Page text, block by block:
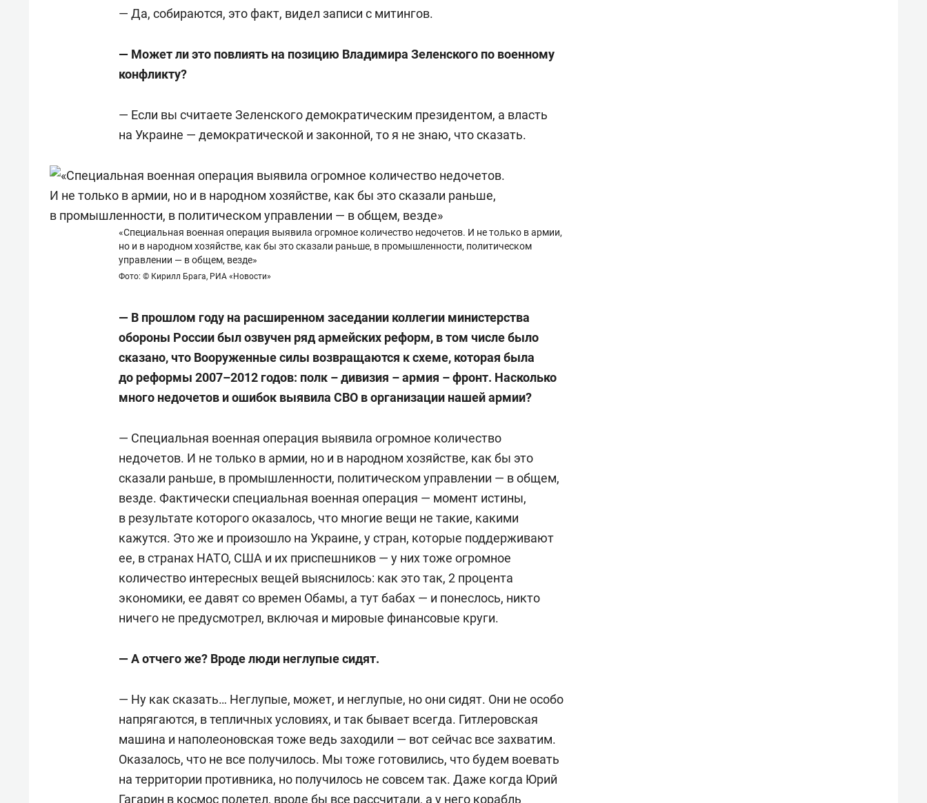
С 2012 года занимается журналистикой, член союза журналистов Москвы,
— Да, собираются, это факт, видел записи с митингов.
— Может ли это повлиять на позицию Владимира Зеленского по военному
конфликту?
— Если вы считаете Зеленского демократическим президентом, а власть
на Украине — демократической и законной, то я не знаю, что сказать.
«Специальная военная операция выявила огромное количество недочетов. И не только в армии,
но и в народном хозяйстве, как бы это сказали раньше, в промышленности, политическом
управлении — в общем, везде»
Фото: © Кирилл Брага, РИА «Новости»
— В прошлом году на расширенном заседании коллегии министерства
обороны России был озвучен ряд армейских реформ, в том числе было
сказано, что Вооруженные силы возвращаются к схеме, которая была
до реформы 2007–2012 годов: полк – дивизия – армия – фронт. Насколько
много недочетов и ошибок выявила СВО в организации нашей армии?
— Специальная военная операция выявила огромное количество
недочетов. И не только в армии, но и в народном хозяйстве, как бы это
сказали раньше, в промышленности, политическом управлении — в общем,
везде. Фактически специальная военная операция — момент истины,
в результате которого оказалось, что многие вещи не такие, какими
кажутся. Это же и произошло на Украине, у стран, которые поддерживают
ее, в странах НАТО, США и их приспешников — у них тоже огромное
количество интересных вещей выяснилось: как это так, 2 процента
экономики, ее давят со времен Обамы, а тут бабах — и понеслось, никто
ничего не предусмотрел, включая и мировые финансовые круги.
— А отчего же? Вроде люди неглупые сидят.
— Ну как сказать… Неглупые, может, и неглупые, но они сидят. Они не особо
напрягаются, в тепличных условиях, и так бывает всегда. Гитлеровская
машина и наполеоновская тоже ведь заходили — вот сейчас все захватим.
Оказалось, что не все получилось. Мы тоже готовились, что будем воевать
на территории противника, но получилось не совсем так. Даже когда Юрий
Гагарин в космос полетел, вроде бы все рассчитали, а у него корабль